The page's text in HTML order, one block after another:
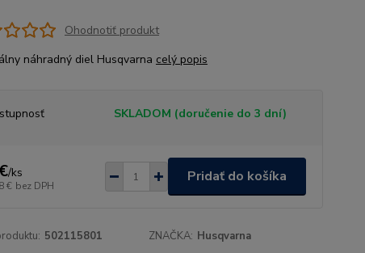
Ohodnotiť produkt
náhradný diel Husqvarna celý popis
SKLADOM (doručenie do 3 dní)
/ks
€ bez DPH
Pridať do košíka
502115801 ZNAČKA: Husqvarna